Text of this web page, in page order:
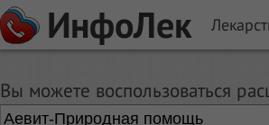
ИнфоЛек
Вы можете воспользоваться